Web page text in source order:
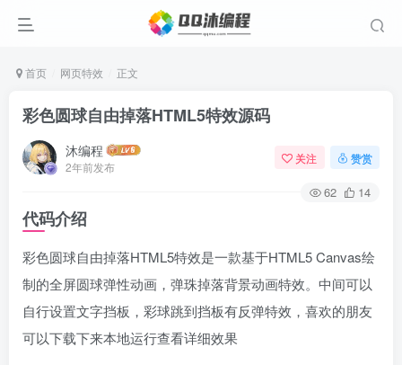
首页 网页特效 正文
彩色圆球自由掉落HTML5特效源码
沐编程
2年前发布
关注 赞赏
62 14
代码介绍
彩色圆球自由掉落HTML5特效是一款基于HTML5 Canvas绘
制的全屏圆球弹性动画，弹珠掉落背景动画特效。中间可以
自行设置文字挡板，彩球跳到挡板有反弹特效，喜欢的朋友
可以下载下来本地运行查看详细效果